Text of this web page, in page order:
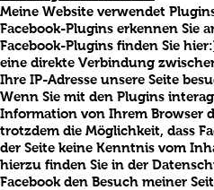
Meine Website verwendet
Facebook-Plugins erkennen Sie
Facebook-Plugins finden Sie hier:
eine direkte Verbindung
Ihre IP-Adresse unsere Seite
Wenn Sie mit den Plugins
Information von Ihrem Browser
trotzdem die Möglichkeit, dass
der Seite keine Kenntnis vom
hierzu finden Sie in der
Facebook den Besuch meiner